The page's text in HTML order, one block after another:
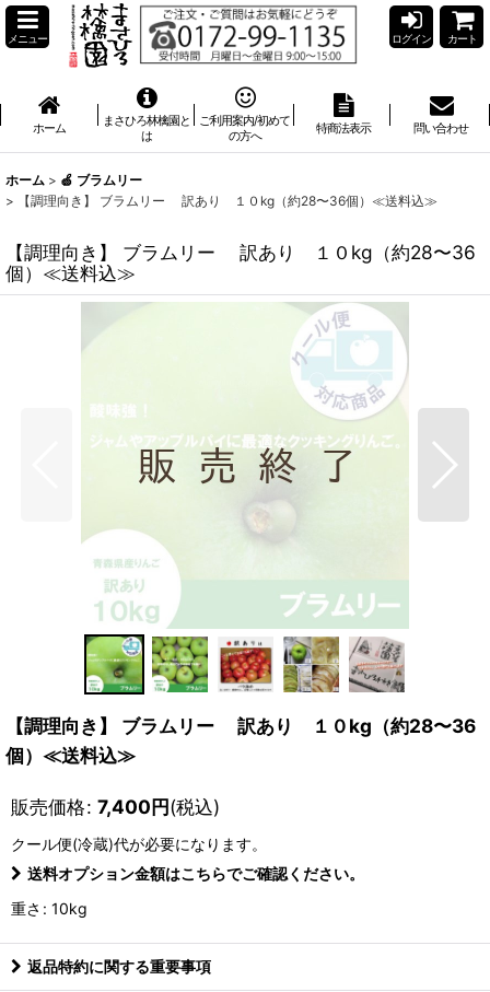
メニュー ログイン カート
ホーム
まさひろ林檎園と
は
ご利用案内/初めて
の方へ
特商法表示 問い合わせ
ホーム > 🍏 ブラムリー
>
【調理向き】 ブラムリー 訳あり １０kg（約28〜36個）≪送料込≫
【調理向き】 ブラムリー 訳あり １０kg（約28〜36
個）≪送料込≫
【調理向き】 ブラムリー 訳あり １０kg（約28〜36
個）≪送料込≫
販売価格: 7,400円(税込)
クール便(冷蔵)代が必要になります。
送料オプション金額はこちらでご確認ください。
重さ : 10kg
返品特約に関する重要事項